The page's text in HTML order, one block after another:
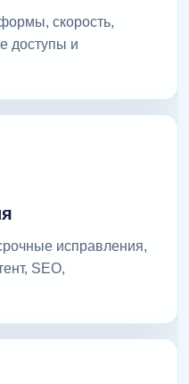
скорость,
доступы и
исправления,
SEO,